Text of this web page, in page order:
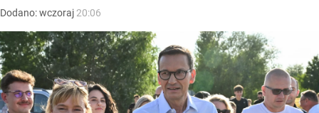
Dodano:wczoraj 20:06